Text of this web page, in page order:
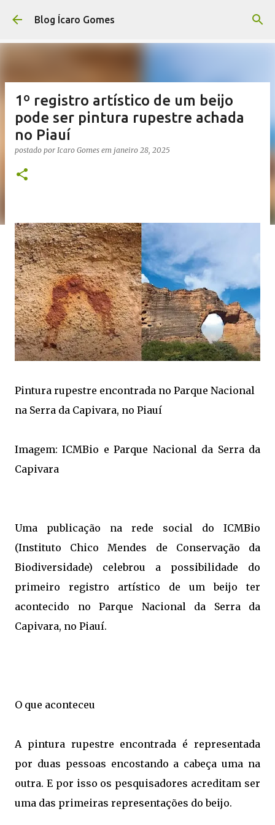
Pular para o conteúdo principal
Blog Ícaro Gomes
1º registro artístico de um beijo
pode ser pintura rupestre achada
no Piauí
postado por Icaro Gomes em janeiro 28, 2025
Pintura rupestre encontrada no Parque Nacional
na Serra da Capivara, no Piauí
Imagem: ICMBio e Parque Nacional da Serra da
Capivara
Uma publicação na rede social do ICMBio
(Instituto Chico Mendes de Conservação da
Biodiversidade) celebrou a possibilidade do
primeiro registro artístico de um beijo ter
acontecido no Parque Nacional da Serra da
Capivara, no Piauí.
O que aconteceu
A pintura rupestre encontrada é representada
por duas pessoas encostando a cabeça uma na
outra. E por isso os pesquisadores acreditam ser
uma das primeiras representações do beijo.